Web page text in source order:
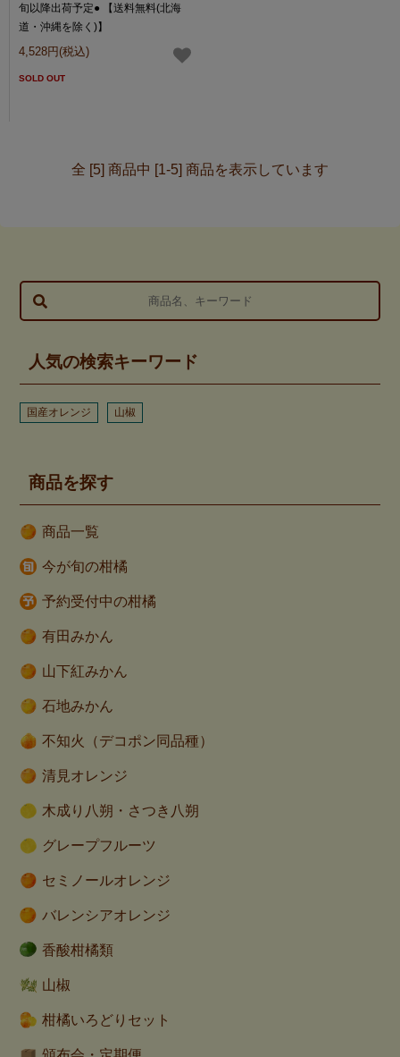
旬以降出荷予定● 【送料無料(北海
道・沖縄を除く)】
4,528円(税込)
SOLD OUT
全 [5] 商品中 [1-5] 商品を表示しています
人気の検索キーワード
国産オレンジ 山椒
商品を探す
商品一覧
今が旬の柑橘
予約受付中の柑橘
有田みかん
山下紅みかん
石地みかん
不知火（デコポン同品種）
清見オレンジ
木成り八朔・さつき八朔
グレープフルーツ
セミノールオレンジ
バレンシアオレンジ
香酸柑橘類
山椒
柑橘いろどりセット